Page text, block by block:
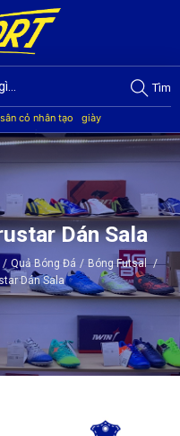
Tìm
cỏ nhân tạo
giày
quần áo bóng đá
giày
Dán Sala
/ Quả Bóng Đá / Bóng Futsal /
Dán Sala